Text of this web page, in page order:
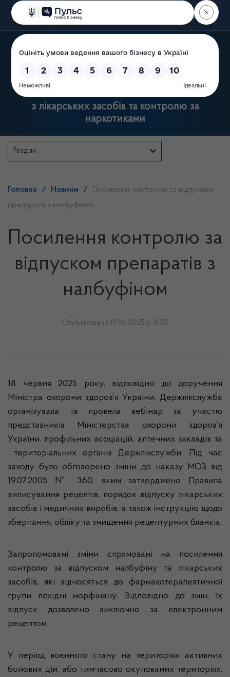
Пошук
Державна служба України
з лікарських засобів та контролю за
наркотиками
Розділи
Головна / Новини /
Посилення контролю за відпуском
препаратів з налбуфіном
Посилення контролю за
відпуском препаратів з
налбуфіном
Опубліковано 19.06.2025 о 16:52
18 червня 2025 року, відповідно до доручення
Міністра охорони здоров’я України, Держлікслужба
організувала та провела вебінар за участю
представників Міністерства охорони здоров’я
України, профільних асоціацій, аптечних закладів та
територіальних органів Держлікслужби. Під час
заходу було обговорено зміни до наказу МОЗ від
19.07.2005 № 360, яким затверджено Правила
виписування рецептів, порядок відпуску лікарських
засобів і медичних виробів, а також інструкцію щодо
зберігання, обліку та знищення рецептурних бланків.
Запропоновані зміни спрямовані на посилення
контролю за відпуском налбуфіну та лікарських
засобів, які відносяться до фармакотерапевтичної
групи похідні морфінану. Відповідно до змін, їх
відпуск дозволено виключно за електронним
рецептом.
У період воєнного стану на територіях активних
бойових дій, або тимчасово окупованих територіях,